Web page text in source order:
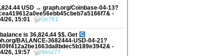
USD → graph.org/Coinbase-04-13?
-
26, 15:01
0e7fr1
is 36,824.44 $$. Get
BALANCE-3682444-USD-04-21?
-
26, 19:57
9evz77